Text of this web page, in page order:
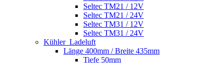
Seltec TM21 / 12V
Seltec TM21 / 24V
Seltec TM31 / 12V
Seltec TM31 / 24V
Kühler_Ladeluft
Länge 400mm / Breite 435mm
Tiefe 50mm